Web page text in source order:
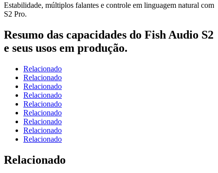
Estabilidade, múltiplos falantes e controle em linguagem natural com
S2 Pro.
Resumo das capacidades do Fish Audio S2
e seus usos em produção.
Relacionado
Relacionado
Relacionado
Relacionado
Relacionado
Relacionado
Relacionado
Relacionado
Relacionado
Relacionado